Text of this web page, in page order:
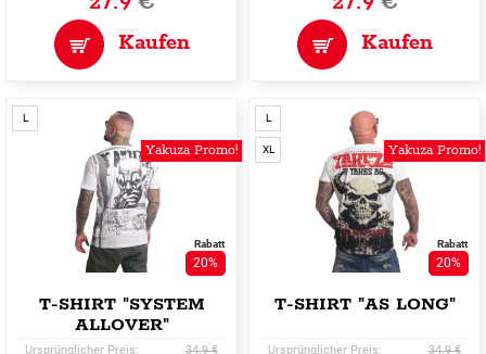
Kaufen
Kaufen
Yakuza Promo!
L
Rabatt
20%
T-SHIRT "SYSTEM
ALLOVER"
Ursprünglicher Preis: 34.9 €
Yakuza Promo!
L
XL
Rabatt
20%
T-SHIRT "AS LONG"
Ursprünglicher Preis: 34.9 €